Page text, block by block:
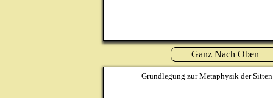
Ganz Nach Oben
Grundlegung zur Metaphysik der Sitten